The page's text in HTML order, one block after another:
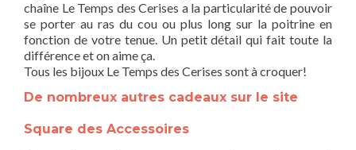
chaîne Le Temps des Cerises a la particularité de pouvoir
se porter au ras du cou ou plus long sur la poitrine en
fonction de votre tenue. Un petit détail qui fait toute la
différence et on aime ça.
Tous les bijoux Le Temps des Cerises sont à croquer!
De nombreux autres cadeaux sur le site
Square des Accessoires